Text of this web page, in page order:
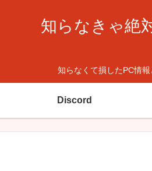
知らなきゃ絶
知らなくて損したPC情
Discord